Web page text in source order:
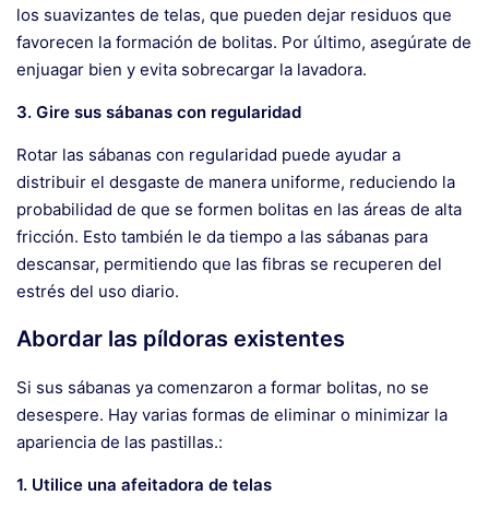
los suavizantes de telas, que pueden dejar residuos que
favorecen la formación de bolitas. Por último, asegúrate de
enjuagar bien y evita sobrecargar la lavadora.
3. Gire sus sábanas con regularidad
Rotar las sábanas con regularidad puede ayudar a
distribuir el desgaste de manera uniforme, reduciendo la
probabilidad de que se formen bolitas en las áreas de alta
fricción. Esto también le da tiempo a las sábanas para
descansar, permitiendo que las fibras se recuperen del
estrés del uso diario.
Abordar las píldoras existentes
Si sus sábanas ya comenzaron a formar bolitas, no se
desespere. Hay varias formas de eliminar o minimizar la
apariencia de las pastillas.:
1. Utilice una afeitadora de telas